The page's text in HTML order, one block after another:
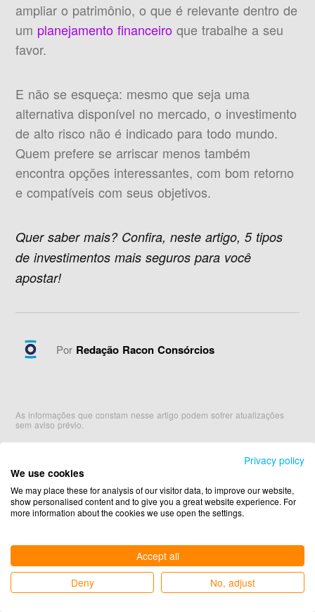
ampliar o patrimônio, o que é relevante dentro de
um planejamento financeiro que trabalhe a seu
favor.
E não se esqueça: mesmo que seja uma
alternativa disponível no mercado, o investimento
de alto risco não é indicado para todo mundo.
Quem prefere se arriscar menos também
encontra opções interessantes, com bom retorno
e compatíveis com seus objetivos.
Quer saber mais? Confira, neste artigo,5 tipos
de investimentos mais seguros para você
apostar!
Por Redação Racon Consórcios
As informações que constam nesse artigo podem sofrer atualizações
sem aviso prévio.
Mostrar comentários
Leia também
Privacy policy
We use cookies
We may place these for analysis of our visitor data, to improve our website,
show personalised content and to give you a great website experience. For
more information about the cookies we use open the settings.
Accept all
Deny
No, adjust